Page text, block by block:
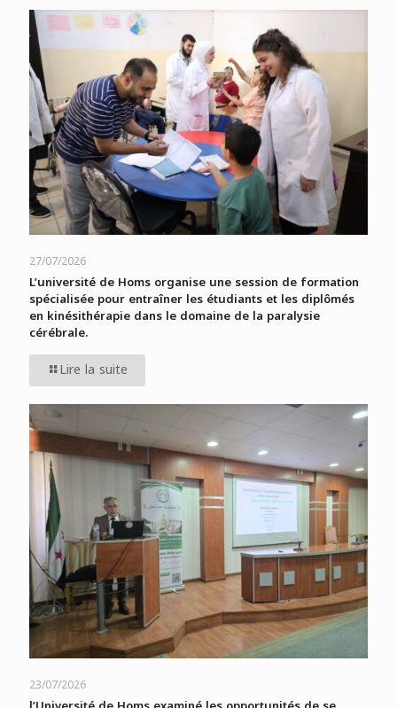
27/07/2026
L’université de Homs organise une session de formation
spécialisée pour entraîner les étudiants et les diplômés
en kinésithérapie dans le domaine de la paralysie
cérébrale.
Lire la suite
23/07/2026